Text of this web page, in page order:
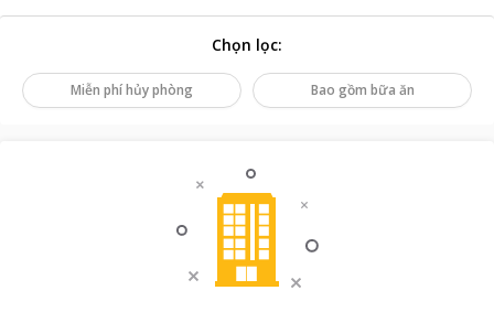
Chọn lọc:
Miễn phí hủy phòng Bao gồm bữa ăn